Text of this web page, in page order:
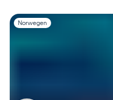
Folie 1 von 1
Norwegen